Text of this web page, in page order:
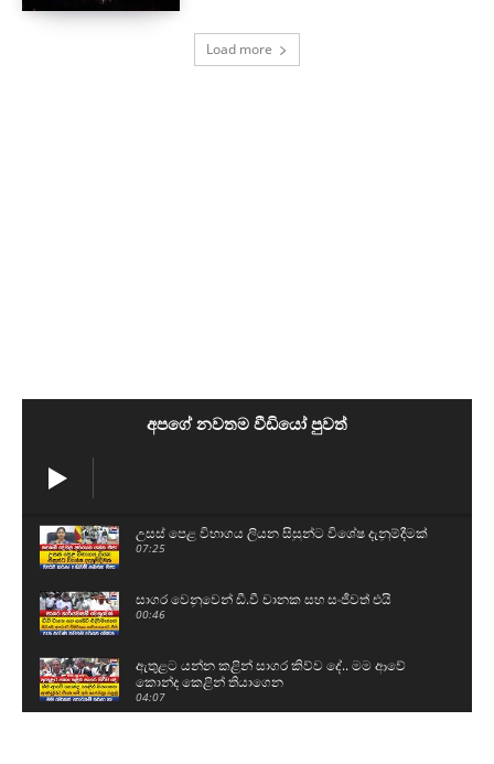
Load more
අපගේ නවතම වීඩියෝ පුවත්
උසස් පෙළ විභාගය ලියන සිසුන්ට විශේෂ දැනුම්දීමක්
07:25
සාගර වෙනුවෙන් ඩී.වී චානක සහ සංජීවත් එයි
00:46
ඇතුළට යන්න කළින් සාගර කිව්ව දේ.. මම ආවේ
කොන්ද කෙළින් තියාගෙන
04:07